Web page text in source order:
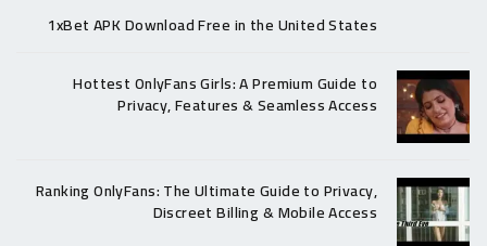
1xBet APK Download Free in the United States
Hottest OnlyFans Girls: A Premium Guide to
Privacy, Features & Seamless Access
Ranking OnlyFans: The Ultimate Guide to Privacy,
Discreet Billing & Mobile Access